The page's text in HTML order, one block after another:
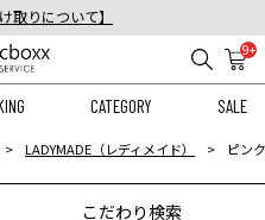
取りについて】
注文で送料無料！
9+
CATEGORY SALE
LADYMADE（レディメイド） ピン
こだわり検索